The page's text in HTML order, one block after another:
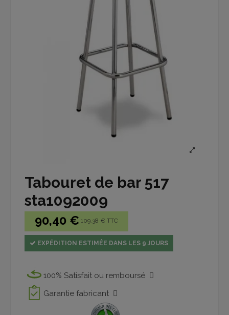
Tabouret de bar 517
sta1092009
90,40 € 109.38 € TTC
EXPÉDITION ESTIMÉE DANS LES 9 JOURS
100% Satisfait ou remboursé
Garantie fabricant